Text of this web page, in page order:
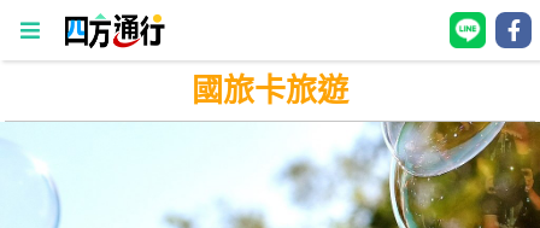
四
通
國旅卡旅遊